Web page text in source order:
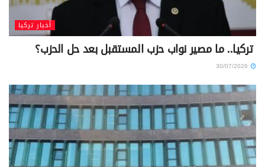
أخبار تركيا
تركيا.. ما مصير نواب حزب المستقبل بعد حل الحزب؟